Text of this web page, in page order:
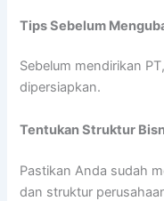
Tips Sebelum
Sebelum mendirikan
dipersiapkan.
Tentukan Struktur
Pastikan Anda sudah
dan struktur